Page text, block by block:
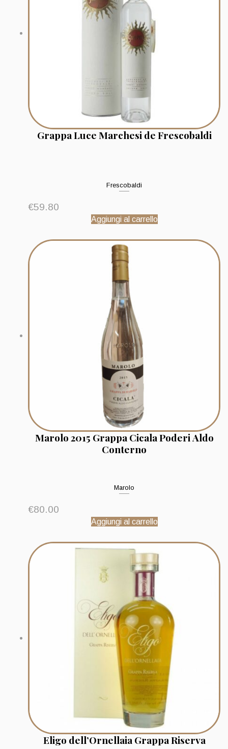
Grappa Luce Marchesi de Frescobaldi
Frescobaldi
€59.80
Aggiungi al carrello
Marolo 2015 Grappa Cicala Poderi Aldo
Conterno
Marolo
€80.00
Aggiungi al carrello
Eligo dell’Ornellaia Grappa Riserva